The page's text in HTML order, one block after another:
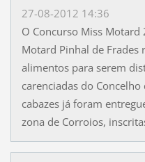
27-08-2012 14:36
O Concurso Miss
Motard Pinhal de Frades
alimentos para serem
carenciadas do Concelho
cabazes já foram
zona de Corroios,